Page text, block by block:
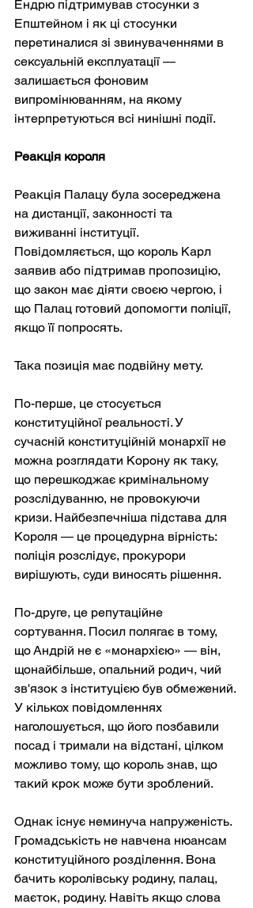
Ендрю підтримував стосунки з
Епштейном і як ці стосунки
перетиналися зі звинуваченнями в
сексуальній експлуатації —
залишається фоновим
випромінюванням, на якому
інтерпретуються всі нинішні події.
Реакція короля
Реакція Палацу була зосереджена
на дистанції, законності та
виживанні інституції.
Повідомляється, що король Карл
заявив або підтримав пропозицію,
що закон має діяти своєю чергою, і
що Палац готовий допомогти поліції,
якщо її попросять.
Така позиція має подвійну мету.
По-перше, це стосується
конституційної реальності. У
сучасній конституційній монархії не
можна розглядати Корону як таку,
що перешкоджає кримінальному
розслідуванню, не провокуючи
кризи. Найбезпечніша підстава для
Короля — це процедурна вірність:
поліція розслідує, прокурори
вирішують, суди виносять рішення.
По-друге, це репутаційне
сортування. Посил полягає в тому,
що Андрій не є «монархією» — він,
щонайбільше, опальний родич, чий
зв'язок з інституцією був обмежений.
У кількох повідомленнях
наголошується, що його позбавили
посад і тримали на відстані, цілком
можливо тому, що король знав, що
такий крок може бути зроблений.
Однак існує неминуча напруженість.
Громадськість не навчена нюансам
конституційного розділення. Вона
бачить королівську родину, палац,
маєток, родину. Навіть якщо слова